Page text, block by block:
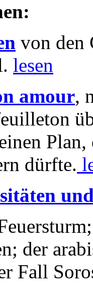
von den
lesen
amour,
Plan,
dürfte.
der
Fall